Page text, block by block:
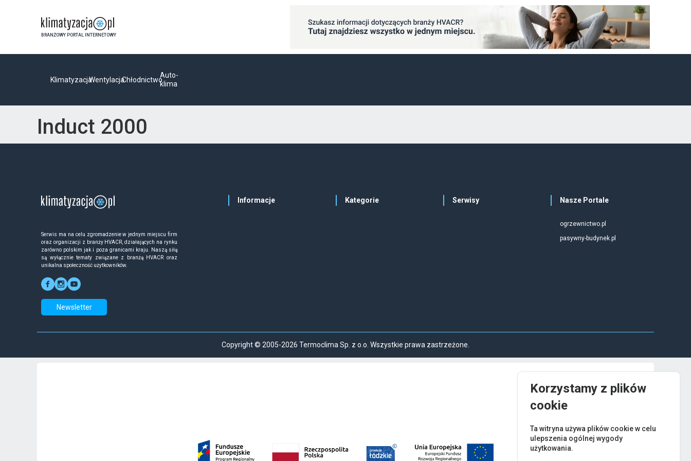
BRANŻOWY PORTAL INTERNETOWY
KlimatyzacjaWentylacjaChłodnictwo
Auto-
klima
Induct 2000
Serwis ma na celu zgromadzenie w jednym miejscu firm
oraz organizacji z branży HVACR, działających na rynku
zarówno polskim jak i poza granicami kraju. Naszą siłą
są wyłącznie tematy związane z branżą HVACR oraz
unikalna społeczność użytkowników.
Newsletter
Informacje Kategorie Serwisy Nasze Portale
ogrzewnictwo.pl
pasywny-budynek.pl
Copyright © 2005-2026 Termoclima Sp. z o.o. Wszystkie prawa zastrzeżone.
Korzystamy z plików
cookie
Ta witryna używa plików cookie w celu
ulepszenia ogólnej wygody
użytkowania.